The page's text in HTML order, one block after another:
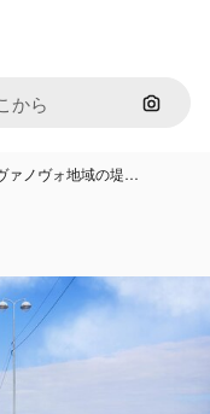
画像で
ァノヴォ地域の堤…